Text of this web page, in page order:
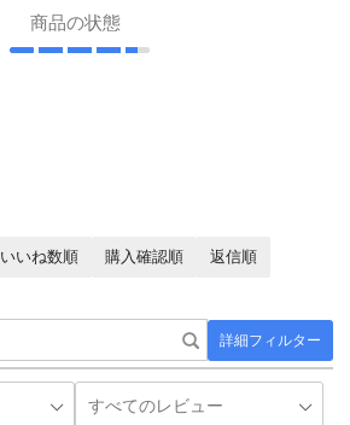
商品の状態
詳細フィルター
いいね数順 購入確認順 返信順